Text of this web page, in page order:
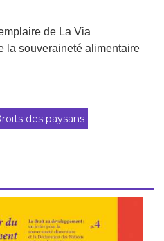
de La Via
la souveraineté alimentaire
des paysans